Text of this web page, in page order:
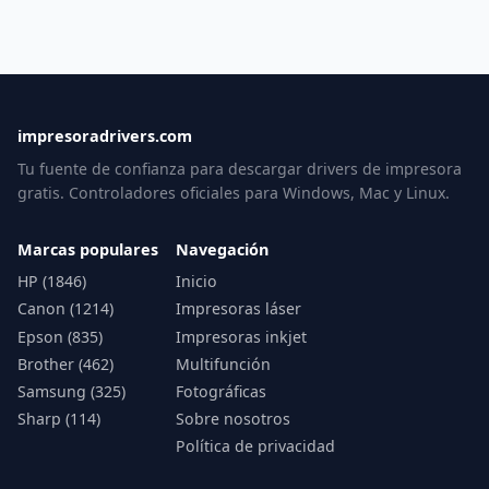
impresoradrivers.com
Tu fuente de confianza para descargar drivers de impresora
gratis. Controladores oficiales para Windows, Mac y Linux.
Marcas populares
HP (1846)
Canon (1214)
Epson (835)
Brother (462)
Samsung (325)
Sharp (114)
Navegación
Inicio
Impresoras láser
Impresoras inkjet
Multifunción
Fotográficas
Sobre nosotros
Política de privacidad